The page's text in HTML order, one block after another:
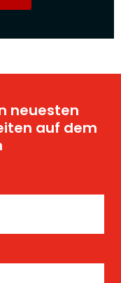
neuesten
auf dem